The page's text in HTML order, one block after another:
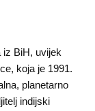
BiH, uvijek
koja je 1991.
planetarno
indijski